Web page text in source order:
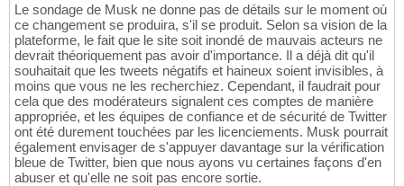
Le sondage de Musk ne donne pas de détails sur le moment où
ce changement se produira, s'il se produit. Selon sa vision de la
plateforme, le fait que le site soit inondé de mauvais acteurs ne
devrait théoriquement pas avoir d'importance. Il a déjà dit qu'il
souhaitait que les tweets négatifs et haineux soient invisibles, à
moins que vous ne les recherchiez. Cependant, il faudrait pour
cela que des modérateurs signalent ces comptes de manière
appropriée, et les équipes de confiance et de sécurité de Twitter
ont été durement touchées par les licenciements. Musk pourrait
également envisager de s'appuyer davantage sur la vérification
bleue de Twitter, bien que nous ayons vu certaines façons d'en
abuser et qu'elle ne soit pas encore sortie.